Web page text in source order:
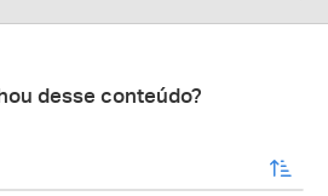
desse conteúdo?
enviar